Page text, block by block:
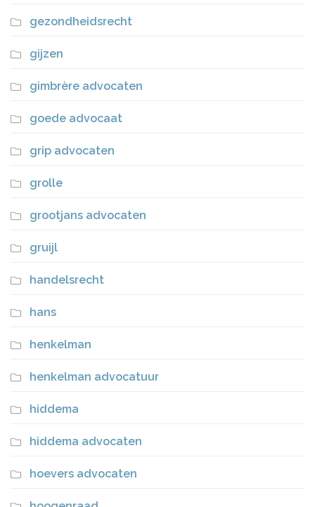
gezondheidsrecht
gijzen
gimbrère advocaten
goede advocaat
grip advocaten
grolle
grootjans advocaten
gruijl
handelsrecht
hans
henkelman
henkelman advocatuur
hiddema
hiddema advocaten
hoevers advocaten